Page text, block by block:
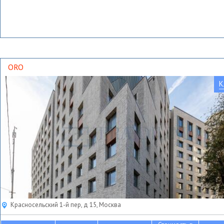
ORO
Красносельский 1-й пер, д 15, Москва